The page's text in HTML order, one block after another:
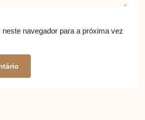
navegador para a próxima vez